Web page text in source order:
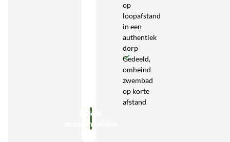
op
loopafstand
in een
authentiek
dorp
Gedeeld,
omheind
zwembad
op korte
afstand
Bekijk
accommodatie